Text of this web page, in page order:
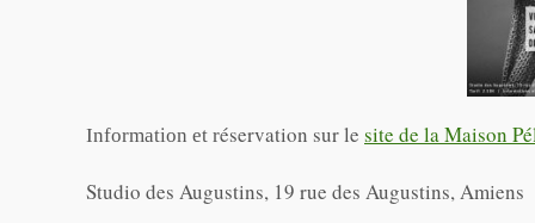
Information et réservation sur le site de la Maison
Studio des Augustins, 19 rue des Augustins, Amiens